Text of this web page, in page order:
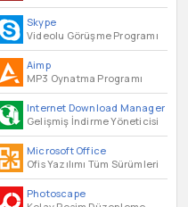
Skype
Videolu Görüşme Programı
Aimp
MP3 Oynatma Programı
Internet Download Manager
Gelişmiş İndirme Yöneticisi
Microsoft Office
Ofis Yazılımı Tüm Sürümleri
Photoscape